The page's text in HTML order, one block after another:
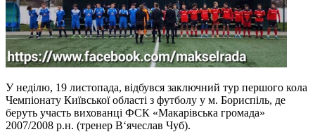
У неділю, 19 листопада, відбувся заключний тур першого кола
Чемпіонату Київської області з футболу у м. Бориспіль, де
беруть участь вихованці ФСК «Макарівська громада»
2007/2008 р.н. (тренер В‘ячеслав Чуб).